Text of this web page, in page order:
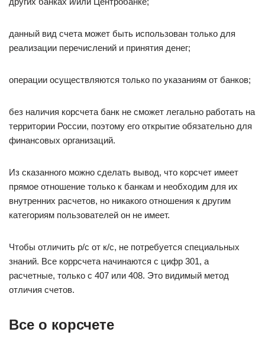
данный вид счета может быть использован только для
реализации перечислений и принятия денег;
операции осуществляются только по указаниям от банков;
без наличия корсчета банк не сможет легально работать на
территории России, поэтому его открытие обязательно для
финансовых организаций.
Из сказанного можно сделать вывод, что корсчет имеет
прямое отношение только к банкам и необходим для их
внутренних расчетов, но никакого отношения к другим
категориям пользователей он не имеет.
Чтобы отличить р/с от к/с, не потребуется специальных
знаний. Все коррсчета начинаются с цифр 301, а
расчетные, только с 407 или 408. Это видимый метод
отличия счетов.
Все о корсчете